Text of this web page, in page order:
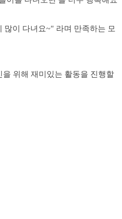
많이 다녀요~" 라며 만족하는 모
위해 재미있는 활동을 진행할